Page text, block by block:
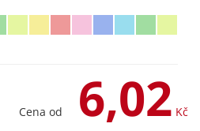
Cena od 6,02 Kč